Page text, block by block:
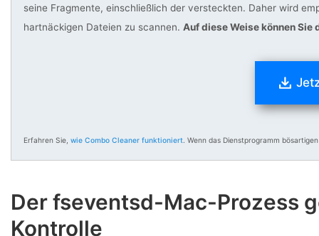
seine Fragmente, einschließlich der versteckten. Daher wird
hartnäckigen Dateien zu scannen. Auf diese Weise können Sie
Erfahren Sie, wie Combo Cleaner funktioniert . Wenn das Dienstprogramm
Der fseventsd-Mac-Prozess
Kontrolle